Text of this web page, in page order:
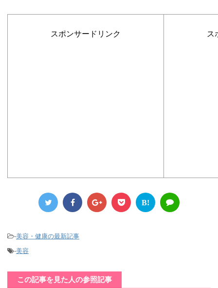
スポンサードリンク ス
B!
-美容・健康の最新記事
-美容
この記事を見た人の参照記事